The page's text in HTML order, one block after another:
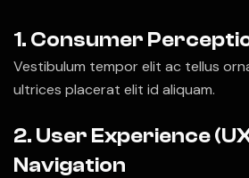
1. Consumer
Vestibulum tempor elit ac tellus
ultrices placerat elit id aliquam.
2. User Experience
Navigation